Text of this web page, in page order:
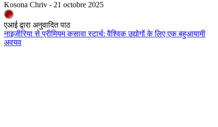
Kosona Chriv - 21 octobre 2025
एआई द्वारा अनुवादित पाठ
नाइजीरिया से प्रीमियम कसावा स्टार्च: वैश्विक उद्योगों के लिए एक बहुआयामी
अवयव